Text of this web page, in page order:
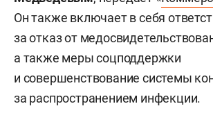
Он также включает в себя
за отказ от
а также меры соцподдержки
и совершенствование системы
за распространением инфекции.